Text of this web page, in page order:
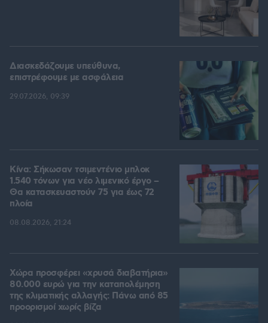
Διασκεδάζουμε υπεύθυνα,
επιστρέφουμε με ασφάλεια
29.07.2026, 09:39
Κίνα: Σήκωσαν τσιμεντένιο μπλοκ
1.540 τόνων για νέο λιμενικό έργο –
Θα κατασκευαστούν 75 για έως 72
πλοία
08.08.2026, 21:24
Χώρα προσφέρει «χρυσά διαβατήρια»
80.000 ευρώ για την καταπολέμηση
της κλιματικής αλλαγής: Πάνω από 85
προορισμοί χωρίς βίζα